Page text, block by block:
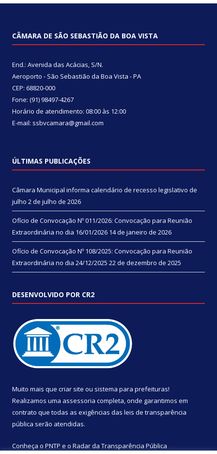
CÂMARA DE SÃO SEBASTIÃO DA BOA VISTA
End.: Avenida das Acácias, S/N.
Aeroporto - São Sebastião da Boa Vista - PA
CEP: 68820-000
Fone: (91) 98497-4267
Horário de atendimento: 08:00 às 12:00
E-mail: ssbvcamara@gmail.com
ÚLTIMAS PUBLICAÇÕES
Câmara Municipal informa calendário de recesso legislativo de
julho 2 de julho de 2026
Ofício de Convocação Nº 011/2026: Convocação para Reunião
Extraordinária no dia 16/01/2026 14 de janeiro de 2026
Ofício de Convocação Nº 108/2025: Convocação para Reunião
Extraordinária no dia 24/12/2025 22 de dezembro de 2025
DESENVOLVIDO POR CR2
Muito mais que criar site ou sistema para prefeituras!
Realizamos uma assessoria completa, onde garantimos em
contrato que todas as exigências das leis de transparência
pública serão atendidas.
Conheça o PNTP e o Radar da Transparência Pública